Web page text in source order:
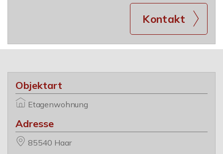
Kontakt
Objektart
Etagenwohnung
Adresse
85540 Haar